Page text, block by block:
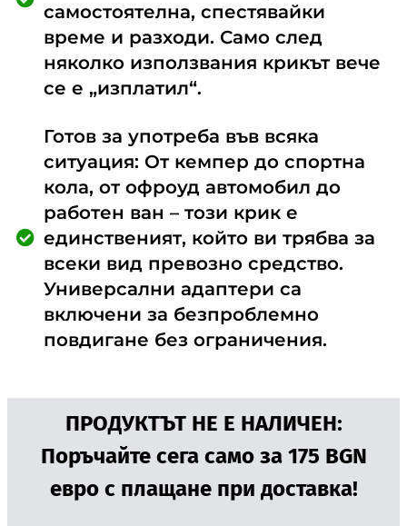
самостоятелна, спестявайки
време и разходи. Само след
няколко използвания крикът вече
се е „изплатил“.
Готов за употреба във всяка
ситуация: От кемпер до спортна
кола, от офроуд автомобил до
работен ван – този крик е
единственият, който ви трябва за
всеки вид превозно средство.
Универсални адаптери са
включени за безпроблемно
повдигане без ограничения.
ПРОДУКТЪТ НЕ Е НАЛИЧЕН:
Поръчайте сега само за 175 BGN
евро с плащане при доставка!